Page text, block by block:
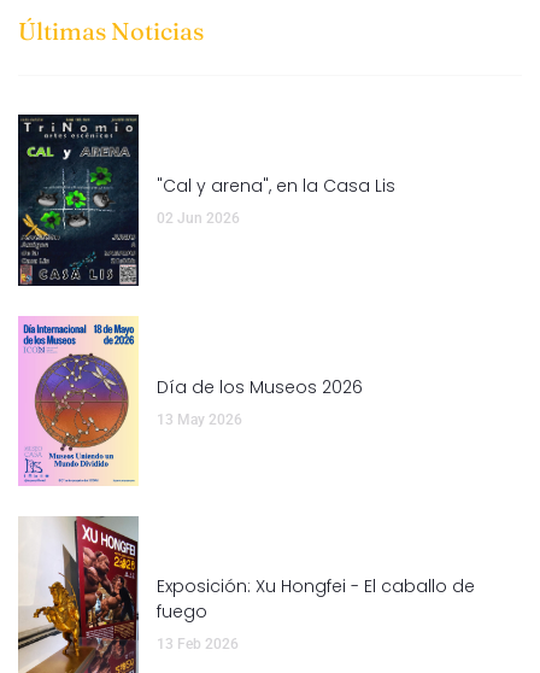
Últimas Noticias
"Cal y arena", en la Casa Lis
02 Jun 2026
Día de los Museos 2026
13 May 2026
Exposición: Xu Hongfei - El caballo de
fuego
13 Feb 2026